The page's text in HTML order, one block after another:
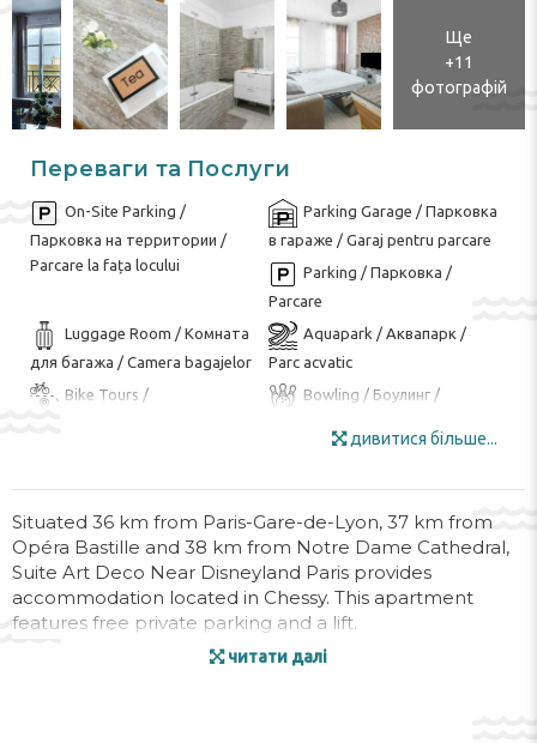
Ще
+11
фотографій
Переваги та Послуги
On-Site Parking /
Парковка на территории /
Parcare la fața locului
Parking Garage / Парковка
в гараже / Garaj pentru parcare
Parking / Парковка /
Parcare
Luggage Room / Комната
для багажа / Camera bagajelor
Aquapark / Аквапарк /
Parc acvatic
Bike Tours /
Bowling / Боулинг /
Movie Nights / Ночи кино /
Nopți de film
Walking Tours /
Пешеходные экскурсии /
Tururi de mers pe jos
Shuttle Service ($) /
Трансфер ($) / Serviciu de
Soundproof Rooms /
Звукоизоляция номеров /
Camere izolate fonic
дивитися більше...
Situated 36 km from Paris-Gare-de-Lyon, 37 km from
Opéra Bastille and 38 km from Notre Dame Cathedral,
Suite Art Deco Near Disneyland Paris provides
accommodation located in Chessy. This apartment
features free private parking and a lift.
The 2-bedroom apartment features a living room with a
читати далі